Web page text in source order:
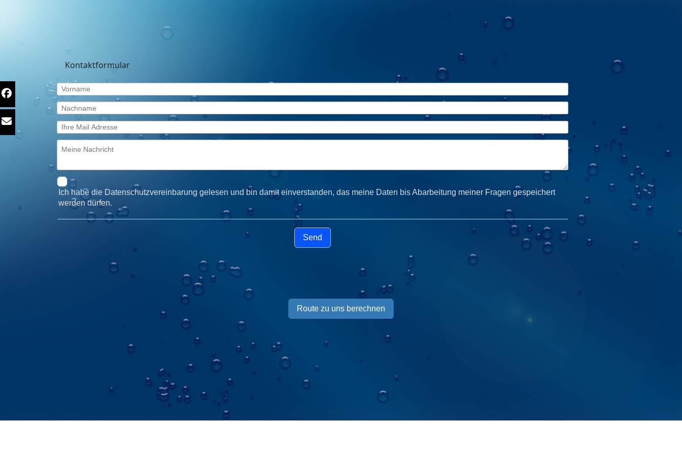
Kontaktformular
Ich habe die Datenschutzvereinbarung gelesen und bin damit einverstanden, das meine Daten bis Abarbeitung meiner Fragen gespeichert
werden dürfen.
Send
Route zu uns berechnen